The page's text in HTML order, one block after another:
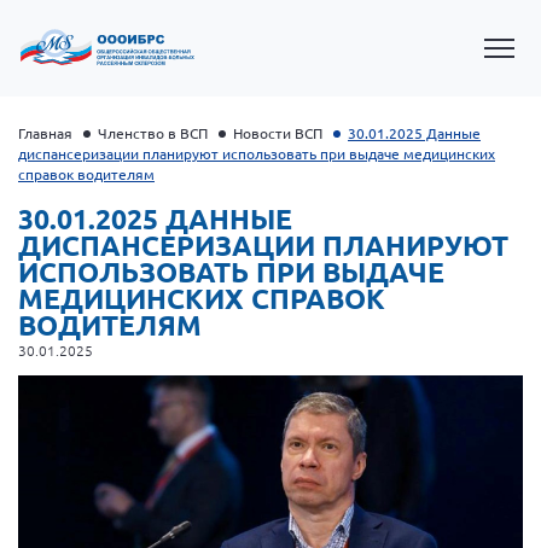
Президент Власов Я.В.
Первый вице-президент Кичигина Н. Ф.
Генеральный директор Матвиевская О.В.
Вице-президент Зрячева Н.В.
Главная Членство в ВСП Новости ВСП
30.01.2025 Данные
диспансеризации планируют использовать при выдаче медицинских
справок водителям
30.01.2025 ДАННЫЕ
ДИСПАНСЕРИЗАЦИИ ПЛАНИРУЮТ
ИСПОЛЬЗОВАТЬ ПРИ ВЫДАЧЕ
МЕДИЦИНСКИХ СПРАВОК
ВОДИТЕЛЯМ
30.01.2025